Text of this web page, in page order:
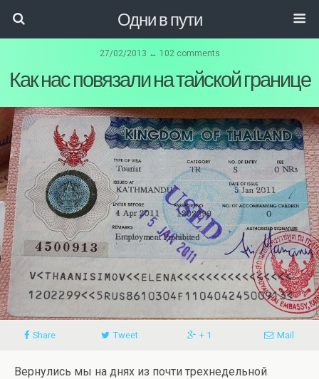
Одни в пути
27/02/2013 ↔ 102 comments
Как нас повязали на тайской границе
Share Tweet + 1 Mail
Вернулись мы на днях из почти трехнедельной